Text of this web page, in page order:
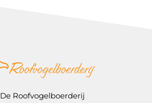
De Roofvogelboerderij